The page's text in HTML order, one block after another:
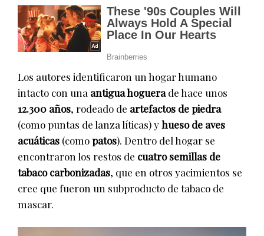
Los autores identificaron un hogar humano
intacto con una antigua hoguerade hace unos
12.300 años, rodeado de artefactos de piedra
(como puntas de lanza líticas) yhueso de aves
acuáticas (comopatos). Dentro del hogar se
encontraron los restos de cuatro semillas de
tabaco carbonizadas, que en otros yacimientos se
cree que fueron un subproducto de tabaco de
mascar.